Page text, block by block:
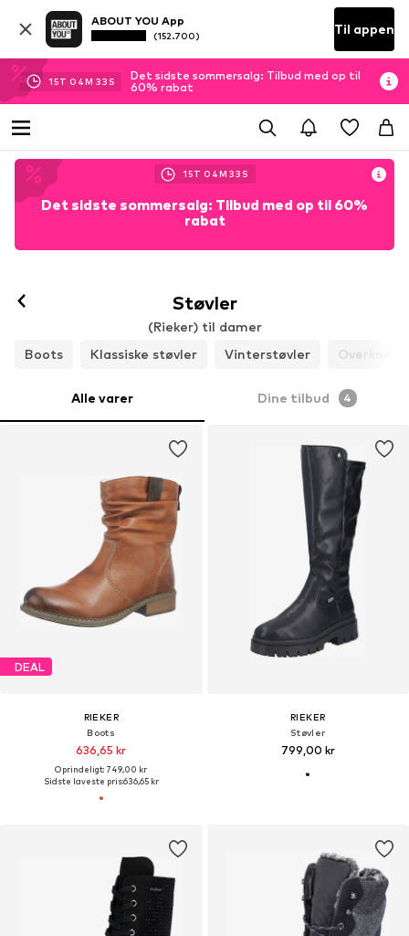
ABOUT YOU App
(152.700) Til appen
15T 04M 31 S
Det sidste sommersalg: Tilbud med op til
60% rabat
15T 04M 31 S
Det sidste sommersalg: Tilbud med op til 60%
rabat
Støvler
(Rieker) til damer
Boots
Klassiske støvler Vinterstøvler Overknees
Alle varer Dine tilbud 4
DEAL
RIEKER
Boots
636,65 kr
Oprindeligt: 749,00 kr
Sidste laveste pris:636,65 kr
RIEKER
Støvler
799,00 kr